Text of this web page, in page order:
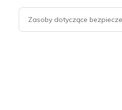
Zasoby dotyczące